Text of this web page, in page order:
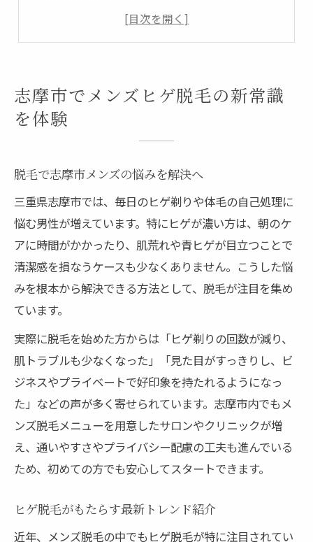
志摩市で脱毛を始めるメリットと注意点
メンズ脱毛の新常識をわかりやすく解説
ヒゲ脱毛を通じて清潔感を高める方法
ヒゲ脱毛後の好印象を保つポイント
ヒゲ脱毛で清潔な印象を持続させる秘訣
自己処理に悩むなら脱毛が解決のカギ
脱毛が自己処理の負担を軽減する理由
ヒゲ脱毛で肌トラブルを防ぐ方法
脱毛で悩みから解放される体験談
メンズの自己処理悩みに脱毛が最適
メンズ脱毛の効果と体験談を徹底解説
脱毛を体験したメンズのリアルな声
ヒゲ脱毛の効果を詳しく実例で解説
脱毛後の変化と満足度を体験談から紹介
メンズ脱毛の実感できるメリットとは
ヒゲ脱毛の効果を最大化するポイント
ヒゲ脱毛で叶う理想の身だしなみ習慣
志摩市でメンズヒゲ脱毛の新常識
を体験
脱毛で志摩市メンズの悩みを解決へ
三重県志摩市では、毎日のヒゲ剃りや体毛の自己処理に
悩む男性が増えています。特にヒゲが濃い方は、朝のケ
アに時間がかかったり、肌荒れや青ヒゲが目立つことで
清潔感を損なうケースも少なくありません。こうした悩
みを根本から解決できる方法として、脱毛が注目を集め
ています。
実際に脱毛を始めた方からは「ヒゲ剃りの回数が減り、
肌トラブルも少なくなった」「見た目がすっきりし、ビ
ジネスやプライベートで好印象を持たれるようになっ
た」などの声が多く寄せられています。志摩市内でもメ
ンズ脱毛メニューを用意したサロンやクリニックが増
え、通いやすさやプライバシー配慮の工夫も進んでいる
ため、初めての方でも安心してスタートできます。
ヒゲ脱毛がもたらす最新トレンド紹介
近年、メンズ脱毛の中でもヒゲ脱毛が特に注目されてい